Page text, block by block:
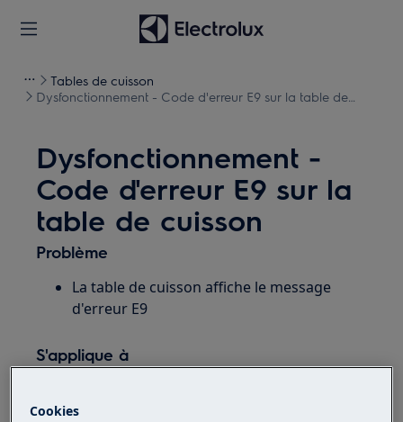
Tables de cuisson
Dysfonctionnement - Code d'erreur E9 sur la table de
Dysfonctionnement -
Code d'erreur E9 sur la
table de cuisson
Problème
La table de cuisson affiche le message
d'erreur E9
S'applique à
Plaque à induction
Cookies